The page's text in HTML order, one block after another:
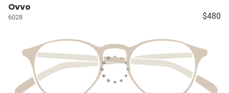
Ovvo
6028 $480